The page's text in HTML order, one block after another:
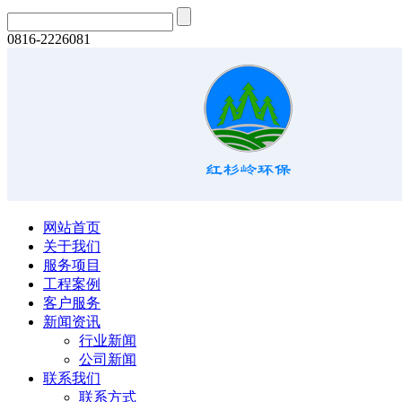
0816-2226081
网站首页
关于我们
服务项目
工程案例
客户服务
新闻资讯
行业新闻
公司新闻
联系我们
联系方式